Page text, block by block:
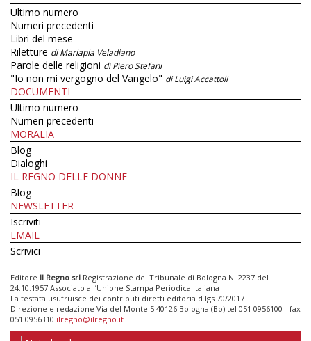
Ultimo numero
Numeri precedenti
Libri del mese
Riletture di Mariapia Veladiano
Parole delle religioni di Piero Stefani
"Io non mi vergogno del Vangelo" di Luigi Accattoli
DOCUMENTI
Ultimo numero
Numeri precedenti
MORALIA
Blog
Dialoghi
IL REGNO DELLE DONNE
Blog
NEWSLETTER
Iscriviti
EMAIL
Scrivici
Editore Il Regno srl Registrazione del Tribunale di Bologna N. 2237 del
24.10.1957 Associato all’Unione Stampa Periodica Italiana
La testata usufruisce dei contributi diretti editoria d.lgs 70/2017
Direzione e redazione Via del Monte 5 40126 Bologna (Bo) tel 051 0956100 - fax
051 0956310 ilregno@ilregno.it